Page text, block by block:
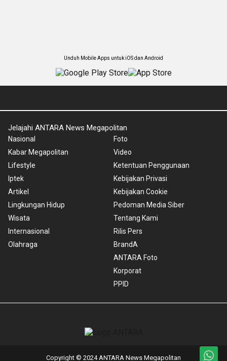
Unduh Mobile Apps untuk iOS dan Android
Jelajahi ANTARA News Megapolitan
Nasional
Kabar Megapolitan
Lifestyle
Iptek
Artikel
Lingkungan Hidup
Wisata
Internasional
Olahraga
Foto
Video
Ketentuan Penggunaan
Kebijakan Privasi
Kebijakan Cookie
Pedoman Media Siber
Tentang Kami
Rilis Pers
BrandA
ANTARA Foto
Korporat
PPID
Copyright © 2024 ANTARA News Megapolitan